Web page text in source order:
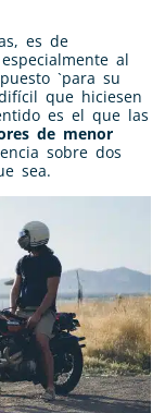
es de
al
`para su
que hiciesen
es el que las
de menor
sobre dos
sea.